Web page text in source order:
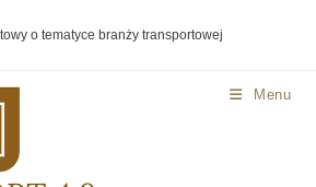
o tematyce branży transportowej
Menu